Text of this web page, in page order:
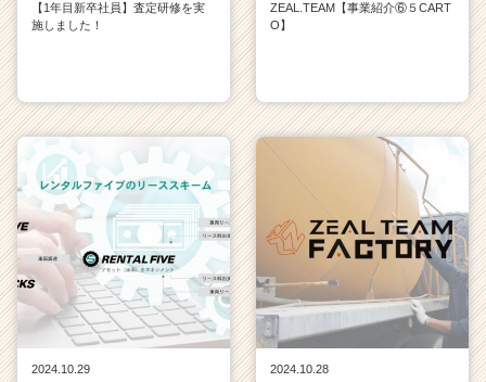
【1年目新卒社員】査定研修を実
施しました！
ZEAL.TEAM【事業紹介⑥５CART
O】
2024.10.29
2024.10.28